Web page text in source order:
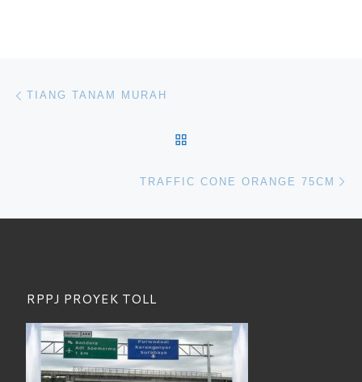
Navigasi pos
TIANG TANAM MURAH
TRAFFIC CONE ORANGE 75CM
RPPJ PROYEK TOLL